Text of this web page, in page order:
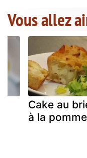
Vous allez
Cake au
à la pomme